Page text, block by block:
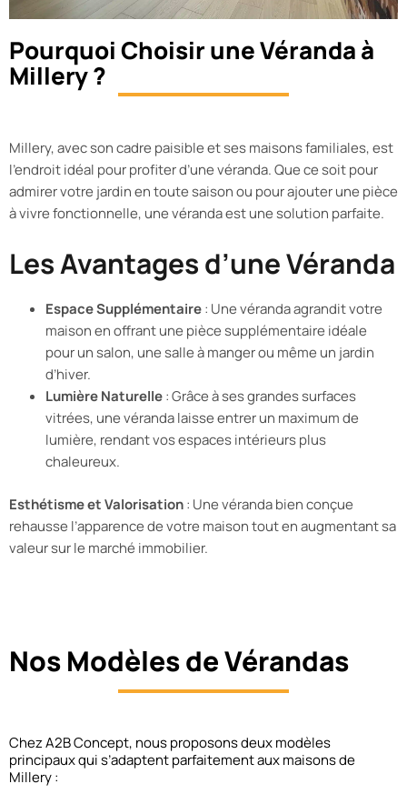
Pourquoi Choisir une Véranda à
Millery ?
Millery, avec son cadre paisible et ses maisons familiales, est
l’endroit idéal pour profiter d’une véranda. Que ce soit pour
admirer votre jardin en toute saison ou pour ajouter une pièce
à vivre fonctionnelle, une véranda est une solution parfaite.
Les Avantages d’une Véranda
Espace Supplémentaire: Une véranda agrandit votre
maison en offrant une pièce supplémentaire idéale
pour un salon, une salle à manger ou même un jardin
d’hiver.
Lumière Naturelle: Grâce à ses grandes surfaces
vitrées, une véranda laisse entrer un maximum de
lumière, rendant vos espaces intérieurs plus
chaleureux.
Esthétisme et Valorisation: Une véranda bien conçue
rehausse l’apparence de votre maison tout en augmentant sa
valeur sur le marché immobilier.
Nos Modèles de Vérandas
Chez A2B Concept, nous proposons deux modèles
principaux qui s’adaptent parfaitement aux maisons de
Millery :